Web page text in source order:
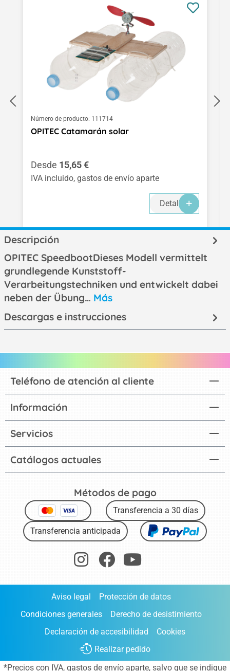
Número de producto: 111714
OPITEC Catamarán solar
Precio normal:
Desde 15,65 €
IVA incluido, gastos de envío aparte
Detalles
Descripción
OPITEC SpeedbootDieses Modell vermittelt
grundlegende Kunststoff-
Verarbeitungstechniken und entwickelt dabei
neben der Übung… Más
Descargas e instrucciones
Catálogos actuales
Teléfono de atención al cliente
Información
Servicios
Métodos de pago
Transferencia a 30 días
Transferencia anticipada
Aviso legal
Protección de datos
Condiciones generales
Derecho de desistimiento
Declaración de accesibilidad
Cookies
Realizar pedido
*Precios con IVA, gastos de envío aparte, salvo que se indique